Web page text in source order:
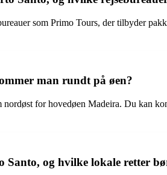
som Primo Tours, der tilbyder
man rundt på øen?
for hovedøen Madeira. Du kan
og hvilke lokale retter